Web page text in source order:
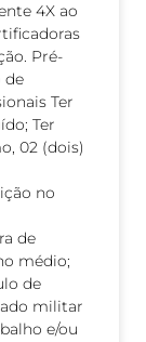
4X ao
Pré-
de
Ter
Ter
02 (dois)
no
de
médio;
de
militar
e/ou